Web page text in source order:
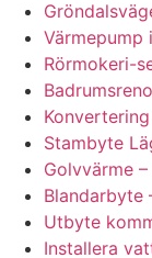
Värmepump
Rörmokeri-
Stambyte
Golvvärme
Blandarbyte
Utbyte
Installera